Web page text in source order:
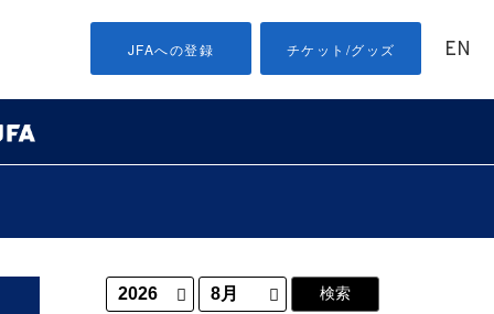
JFAへの登録 チケット/グッズ EN